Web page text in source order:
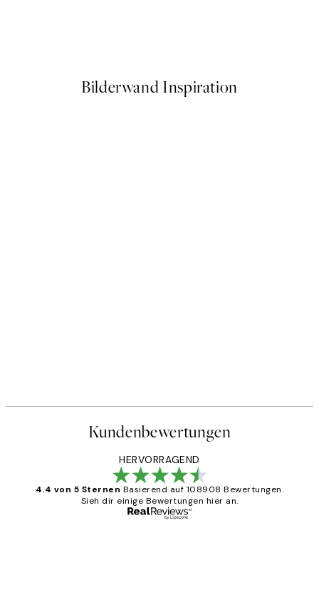
Bilderwand Inspiration
Kundenbewertungen
HERVORRAGEND
4.4 von 5 Sternen Basierend auf 108908 Bewertungen.
Sieh dir einige Bewertungen hier an.